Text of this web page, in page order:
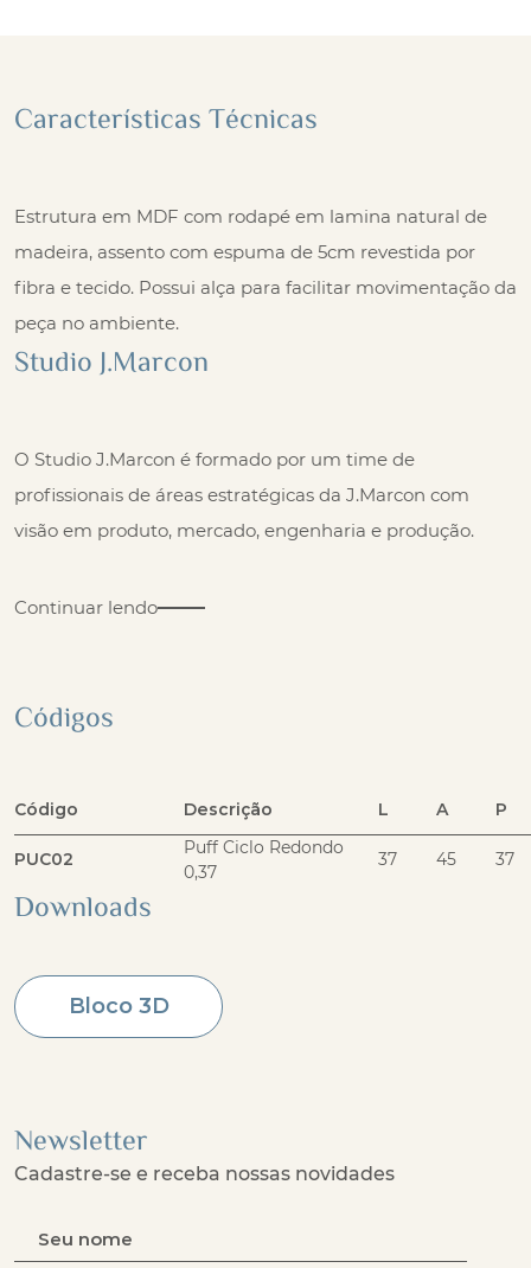
Características Técnicas
Estrutura em MDF com rodapé em lamina natural de
madeira, assento com espuma de 5cm revestida por
fibra e tecido. Possui alça para facilitar movimentação da
peça no ambiente.
Studio J.Marcon
O Studio J.Marcon é formado por um time de
profissionais de áreas estratégicas da J.Marcon com
visão em produto, mercado, engenharia e produção.
Continuar lendo
Códigos
Código Descrição L A P
PUC02
Puff Ciclo Redondo
0,37
37 45 37
Downloads
Bloco 3D
Newsletter
Cadastre-se e receba nossas novidades